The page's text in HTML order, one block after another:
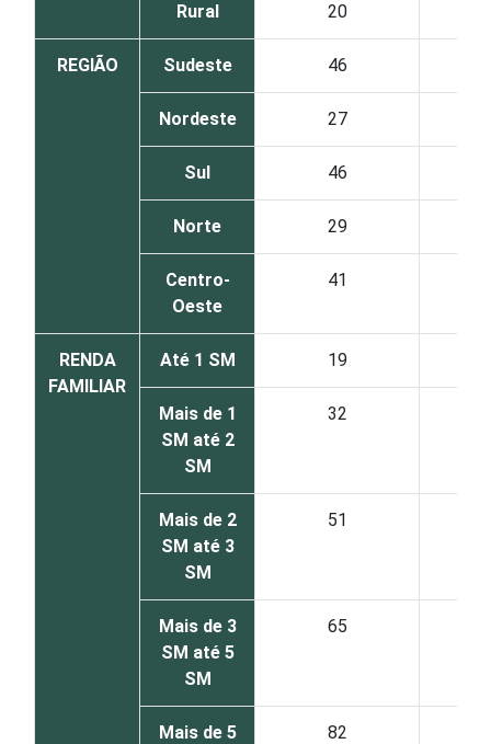
Rural 20
REGIÃO Sudeste 46
Nordeste 27
Sul 46
Norte 29
Centro-
Oeste
41
RENDA
FAMILIAR
Até 1 SM 19
Mais de 1
SM até 2
SM
32
Mais de 2
SM até 3
SM
51
Mais de 3
SM até 5
SM
65
Mais de 5
82